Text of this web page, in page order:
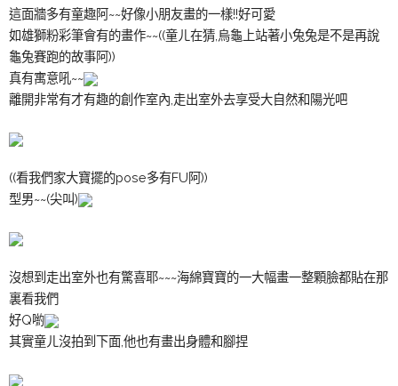
這面牆多有童趣阿~~好像小朋友畫的一樣!!好可愛
如雄獅粉彩筆會有的畫作~~((童ㄦ在猜,烏龜上站著小兔兔是不是再說
龜兔賽跑的故事阿))
真有寓意吼~~
離開非常有才有趣的創作室內,走出室外去享受大自然和陽光吧
((看我們家大寶擺的pose多有FU阿))
型男~~(尖叫)
沒想到走出室外也有驚喜耶~~~海綿寶寶的一大幅畫一整顆臉都貼在那
裏看我們
好Q喲
其實童ㄦ沒拍到下面,他也有畫出身體和腳捏